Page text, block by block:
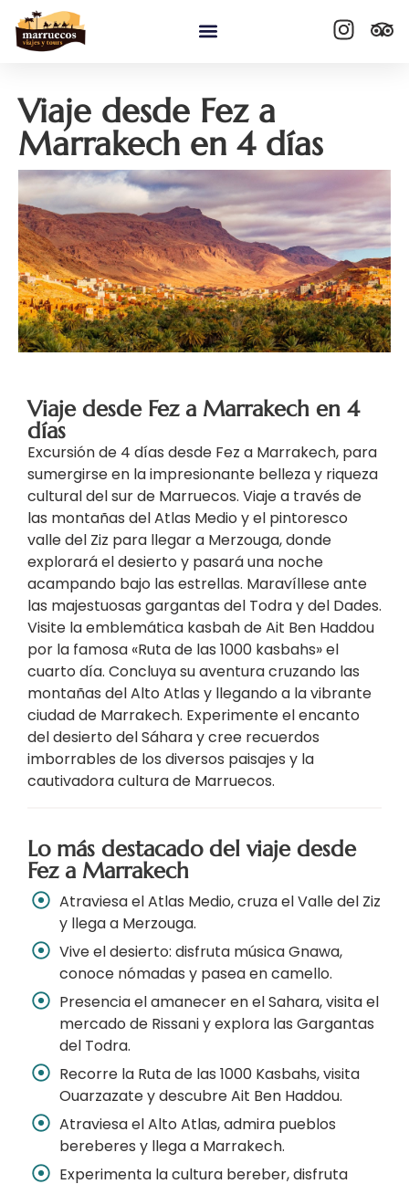
contenido
Viaje desde Fez a
Marrakech en 4 días
Viaje desde Fez a Marrakech en 4
días
Excursión de 4 días desde Fez a Marrakech, para
sumergirse en la impresionante belleza y riqueza
cultural del sur de Marruecos. Viaje a través de
las montañas del Atlas Medio y el pintoresco
valle del Ziz para llegar a Merzouga, donde
explorará el desierto y pasará una noche
acampando bajo las estrellas. Maravíllese ante
las majestuosas gargantas del Todra y del Dades.
Visite la emblemática kasbah de Ait Ben Haddou
por la famosa «Ruta de las 1000 kasbahs» el
cuarto día. Concluya su aventura cruzando las
montañas del Alto Atlas y llegando a la vibrante
ciudad de Marrakech. Experimente el encanto
del desierto del Sáhara y cree recuerdos
imborrables de los diversos paisajes y la
cautivadora cultura de Marruecos.
Lo más destacado del viaje desde
Fez a Marrakech
Atraviesa el Atlas Medio, cruza el Valle del Ziz
y llega a Merzouga.
Vive el desierto: disfruta música Gnawa,
conoce nómadas y pasea en camello.
Presencia el amanecer en el Sahara, visita el
mercado de Rissani y explora las Gargantas
del Todra.
Recorre la Ruta de las 1000 Kasbahs, visita
Ouarzazate y descubre Ait Ben Haddou.
Atraviesa el Alto Atlas, admira pueblos
bereberes y llega a Marrakech.
Experimenta la cultura bereber, disfruta